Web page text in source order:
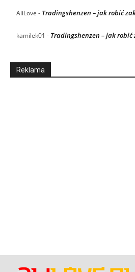
AliLove - Tradingshenzen – jak robić
kamilek01 - Tradingshenzen – jak
Reklama